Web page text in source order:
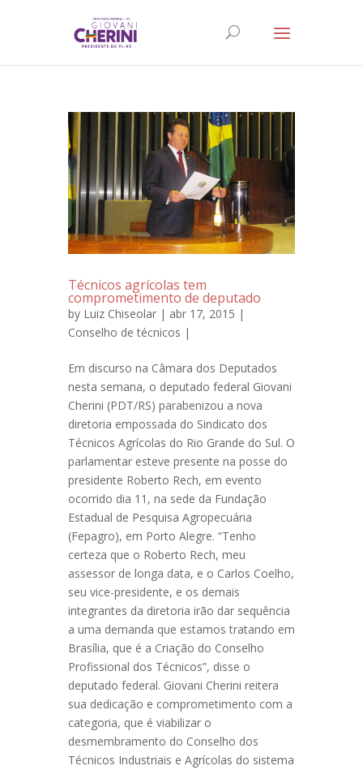
Técnicos agrícolas tem
comprometimento de deputado
by Luiz Chiseolar | abr 17, 2015 |
Conselho de técnicos |
Em discurso na Câmara dos Deputados
nesta semana, o deputado federal Giovani
Cherini (PDT/RS) parabenizou a nova
diretoria empossada do Sindicato dos
Técnicos Agrícolas do Rio Grande do Sul. O
parlamentar esteve presente na posse do
presidente Roberto Rech, em evento
ocorrido dia 11, na sede da Fundação
Estadual de Pesquisa Agropecuária
(Fepagro), em Porto Alegre. “Tenho
certeza que o Roberto Rech, meu
assessor de longa data, e o Carlos Coelho,
seu vice-presidente, e os demais
integrantes da diretoria irão dar sequência
a uma demanda que estamos tratando em
Brasília, que é a Criação do Conselho
Profissional dos Técnicos”, disse o
deputado federal. Giovani Cherini reitera
sua dedicação e comprometimento com a
categoria, que é viabilizar o
desmembramento do Conselho dos
Técnicos Industriais e Agrícolas do sistema